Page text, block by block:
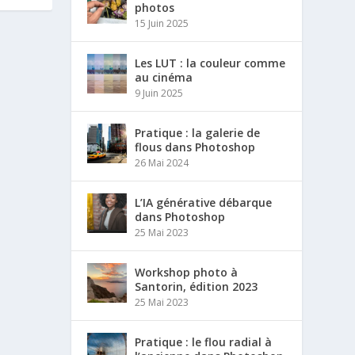
photos
15 Juin 2025
Les LUT : la couleur comme
au cinéma
9 Juin 2025
Pratique : la galerie de
flous dans Photoshop
26 Mai 2024
L’IA générative débarque
dans Photoshop
25 Mai 2023
Workshop photo à
Santorin, édition 2023
25 Mai 2023
Pratique : le flou radial à